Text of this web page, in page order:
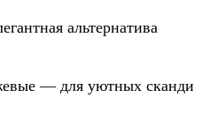
альтернатива
— для уютных сканди